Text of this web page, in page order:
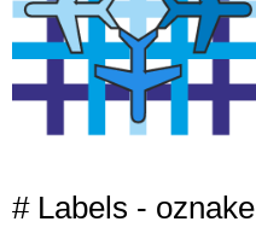
# Labels - oznake